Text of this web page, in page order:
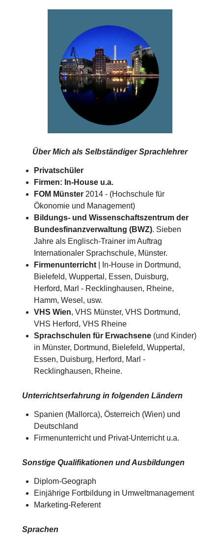
Über Mich als Selbständiger Sprachlehrer
Privatschüler
Firmen: In-House u.a.
FOM Münster2014 - (Hochschule für
Ökonomie und Management)
Bildungs- und Wissenschaftszentrum der
Bundesfinanzverwaltung (BWZ). Sieben
Jahre als Englisch-Trainer im Auftrag
Internationaler Sprachschule, Münster.
Firmenunterricht| In-House in Dortmund,
Bielefeld, Wuppertal, Essen, Duisburg,
Herford, Marl - Recklinghausen, Rheine,
Hamm, Wesel, usw.
VHS Wien, VHS Münster, VHS Dortmund,
VHS Herford, VHS Rheine
Sprachschulen für Erwachsene(und Kinder)
in Münster, Dortmund, Bielefeld, Wuppertal,
Essen, Duisburg, Herford, Marl -
Recklinghausen, Rheine.
Unterrichtserfahrung in folgenden Ländern
Spanien (Mallorca), Österreich (Wien) und
Deutschland​​
Firmenunterricht und Privat-Unterricht u.a.
Sonstige Qualifikationen und Ausbildungen
Diplom-Geograph
Einjährige Fortbildung in Umweltmanagement
Marketing-Referent
Sprachen